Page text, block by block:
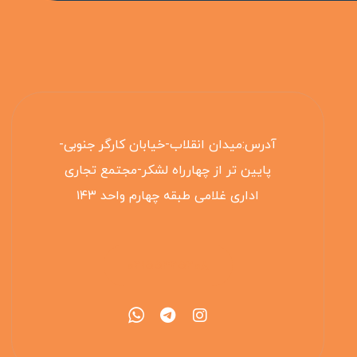
آدرس:میدان انقلاب-خیابان کارگر جنوبی-
پایین تر از چهارراه لشکر-مجتمع تجاری
اداری غلامی طبقه چهارم واحد ۱۴۳